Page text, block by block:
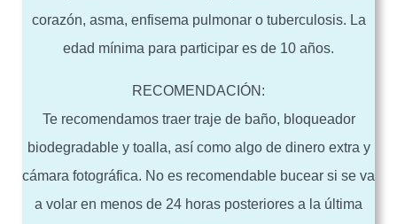
corazón, asma, enfisema pulmonar o tuberculosis. La
edad mínima para participar es de 10 años.
RECOMENDACIÓN:
Te recomendamos traer traje de baño, bloqueador
biodegradable y toalla, así como algo de dinero extra y
cámara fotográfica. No es recomendable bucear si se va
a volar en menos de 24 horas posteriores a la última